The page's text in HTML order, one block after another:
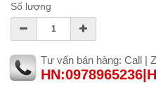
Số lượng
Tư vấn bán hàng: Call |